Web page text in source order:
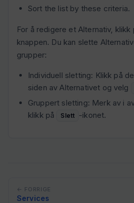
Sort the list by these criteria.
For å redigere et Alternativ, klikk
knappen. Du kan slette
grupper:
Individuell sletting: Klikk på
siden av Alternativet og velg
Gruppert sletting: Merk av i
klikk på
Slett -ikonet.
← FORRIGE
Services